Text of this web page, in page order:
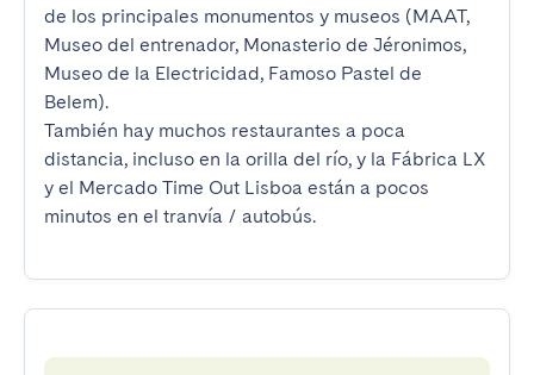
de los principales monumentos y museos (MAAT,
Museo del entrenador, Monasterio de Jéronimos,
Museo de la Electricidad, Famoso Pastel de
Belem).
También hay muchos restaurantes a poca
distancia, incluso en la orilla del río, y la Fábrica LX
y el Mercado Time Out Lisboa están a pocos
minutos en el tranvía / autobús.